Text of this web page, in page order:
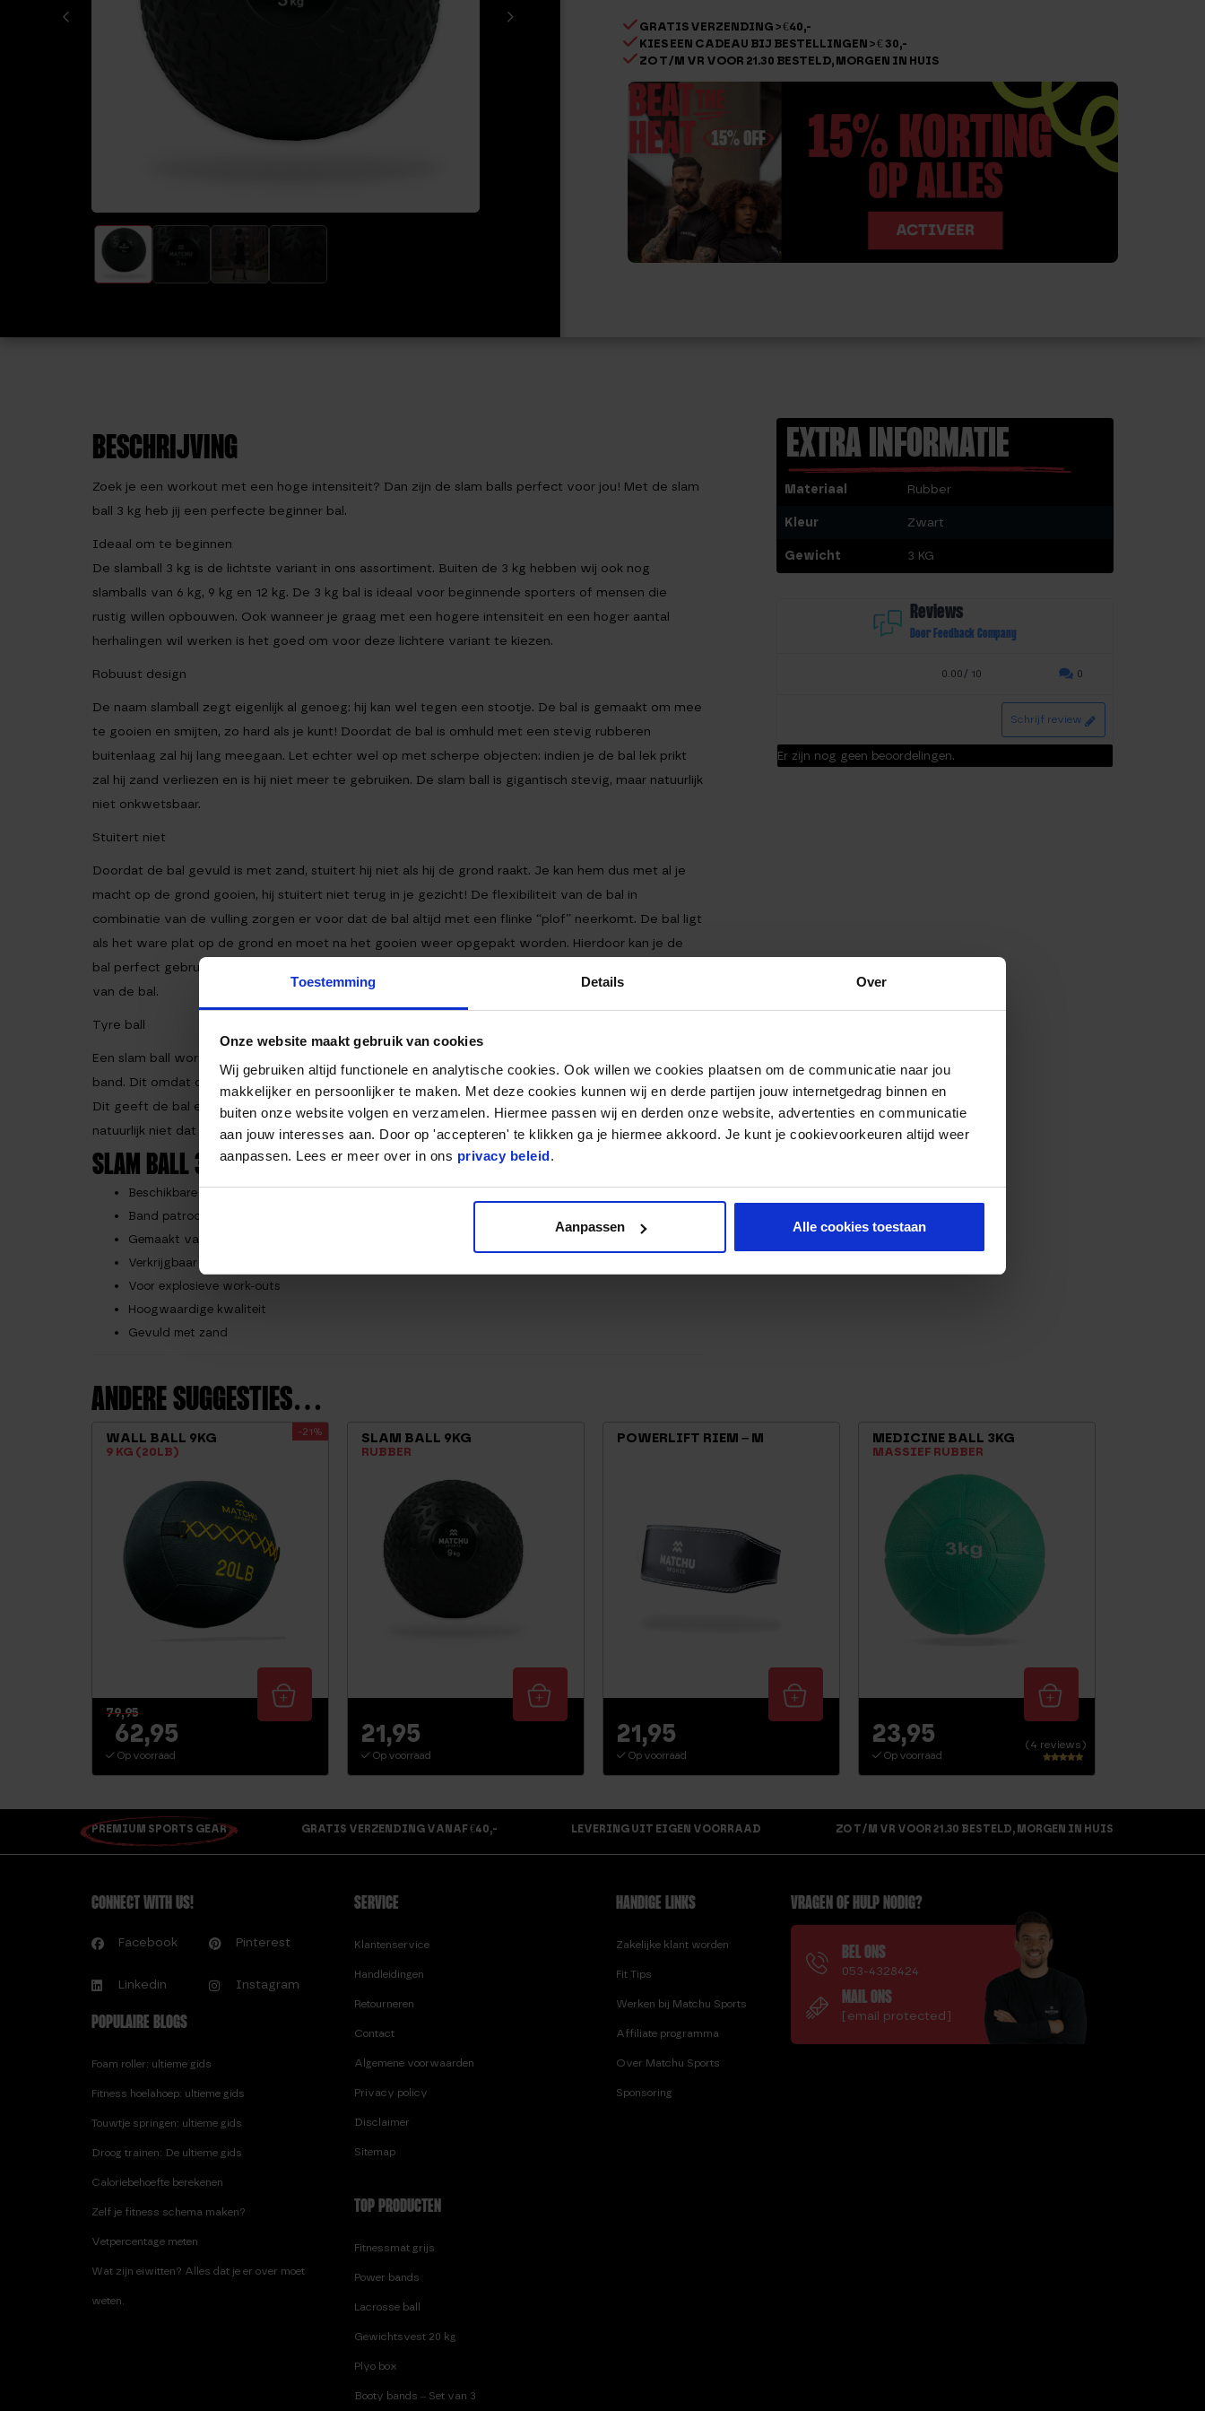
Toestemming Details Over
Onze website maakt gebruik van cookies
Wij gebruiken altijd functionele en analytische cookies. Ook willen we cookies plaatsen om de communicatie naar jou
makkelijker en persoonlijker te maken. Met deze cookies kunnen wij en derde partijen jouw internetgedrag binnen en
buiten onze website volgen en verzamelen. Hiermee passen wij en derden onze website, advertenties en communicatie
aan jouw interesses aan. Door op 'accepteren' te klikken ga je hiermee akkoord. Je kunt je cookievoorkeuren altijd weer
aanpassen. Lees er meer over in ons privacy beleid.
Aanpassen Alle cookies toestaan
GRATIS VERZENDING > €40,-
KIES EEN CADEAU BIJ BESTELLINGEN > € 30,-
ZO T/M VR VOOR 21.30 BESTELD, MORGEN IN HUIS
BESCHRIJVING
Zoek je een workout met een hoge intensiteit? Dan zijn de slam balls perfect voor jou! Met de slam
ball 3 kg heb jij een perfecte beginner bal.
Ideaal om te beginnen
De slamball 3 kg is de lichtste variant in ons assortiment. Buiten de 3 kg hebben wij ook nog
slamballs van 6 kg, 9 kg en 12 kg. De 3 kg bal is ideaal voor beginnende sporters of mensen die
rustig willen opbouwen. Ook wanneer je graag met een hogere intensiteit en een hoger aantal
herhalingen wil werken is het goed om voor deze lichtere variant te kiezen.
Robuust design
De naam slamball zegt eigenlijk al genoeg: hij kan wel tegen een stootje. De bal is gemaakt om mee
te gooien en smijten, zo hard als je kunt! Doordat de bal is omhuld met een stevig rubberen
buitenlaag zal hij lang meegaan. Let echter wel op met scherpe objecten: indien je de bal lek prikt
zal hij zand verliezen en is hij niet meer te gebruiken. De slam ball is gigantisch stevig, maar natuurlijk
niet onkwetsbaar.
Stuitert niet
Doordat de bal gevuld is met zand, stuitert hij niet als hij de grond raakt. Je kan hem dus met al je
macht op de grond gooien, hij stuitert niet terug in je gezicht! De flexibiliteit van de bal in
combinatie van de vulling zorgen er voor dat de bal altijd met een flinke “plof” neerkomt. De bal ligt
als het ware plat op de grond en moet na het gooien weer opgepakt worden. Hierdoor kan je de
bal perfect gebruiken voor explosieve oefeningen. Je kunt dan ook al je energie kwijt in het gooien
van de bal.
Tyre ball
Een slam ball wordt soms ook wel een tyre ball genoemd. Dit komt van het Engelse woord voor
band. Dit omdat de buitenkant van de bal een soortgelijke textuur heeft als die van een autoband.
Dit geeft de bal extra veel grip. Dit kan zeer van pas komen tijdens je workout. Je wil dan ook
natuurlijk niet dat de bal uit je handen vliegt tijdens het uitwerken van je oefeningen.
SLAM BALL 3 KG INFORMATIE
Beschikbare gewichten: 3kg, 6kg, 9kg en 12kg
Band patroon buitenkant voor extra grip
Gemaakt van rubber
Verkrijgbaar in de kleur: zwart
Voor explosieve work-outs
Hoogwaardige kwaliteit
Gevuld met zand
EXTRA INFORMATIE
Materiaal Rubber
Kleur Zwart
Gewicht 3 KG
Reviews
Door Feedback Company
0.00/ 10 0
Schrijf review
Er zijn nog geen beoordelingen.
ANDERE SUGGESTIES…
WALL BALL 9KG
9 KG (20LB)
-21%
79,95
62,95
Op voorraad
SLAM BALL 9KG
RUBBER
21,95
Op voorraad
POWERLIFT RIEM – M
21,95
Op voorraad
MEDICINE BALL 3KG
MASSIEF RUBBER
(4 reviews)
23,95
Op voorraad
PREMIUM SPORTS GEAR GRATIS VERZENDING VANAF €40,- LEVERING UIT EIGEN VOORRAAD ZO T/M VR VOOR 21.30 BESTELD, MORGEN IN HUIS
CONNECT WITH US!
Facebook Pinterest
Linkedin Instagram
POPULAIRE BLOGS
Foam roller: ultieme gids
Fitness hoelahoep: ultieme gids
Touwtje springen: ultieme gids
Droog trainen: De ultieme gids
Caloriebehoefte berekenen
Zelf je fitness schema maken?
Vetpercentage meten
Wat zijn eiwitten? Alles dat je er over moet
weten.
SERVICE
Klantenservice
Handleidingen
Retourneren
Contact
Algemene voorwaarden
Privacy policy
Disclaimer
Sitemap
TOP PRODUCTEN
Fitnessmat grijs
Power bands
Lacrosse ball
Gewichtsvest 20 kg
Plyo box
Booty bands – Set van 3
HANDIGE LINKS
Zakelijke klant worden
Fit Tips
Werken bij Matchu Sports
Affiliate programma
Over Matchu Sports
Sponsoring
VRAGEN OF HULP NODIG?
BEL ONS
053-4328424
MAIL ONS
[email protected]